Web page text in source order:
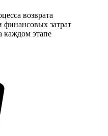
возврата
затрат
каждом этапе